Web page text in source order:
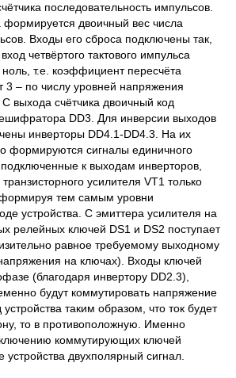
последовательность импульсов.
формируется двоичный вес числа
Входы его сброса подключены так,
четвёртого тактового импульса
т.е. коэффициент пересчёта
3 – по числу уровней напряжения
выхода счётчика двоичный код
DD3. Для инверсии выходов
инверторы DD4.1-DD4.3. На их
формируются сигналы единичного
к выходам инверторов,
усилителя VT1 только
тем самым уровни
устройства. С эмиттера усилителя на
релейных ключей DS1 и DS2 поступает
равное требуемому выходному
на ключах). Входы ключей
(благодаря инвертору DD2.3),
будут коммутировать напряжение
таким образом, что ток будет
то в противоположную. Именно
коммутирующих ключей
двухполярный сигнал.